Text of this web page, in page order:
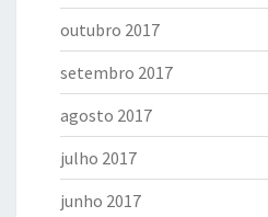
outubro 2017
setembro 2017
agosto 2017
julho 2017
junho 2017